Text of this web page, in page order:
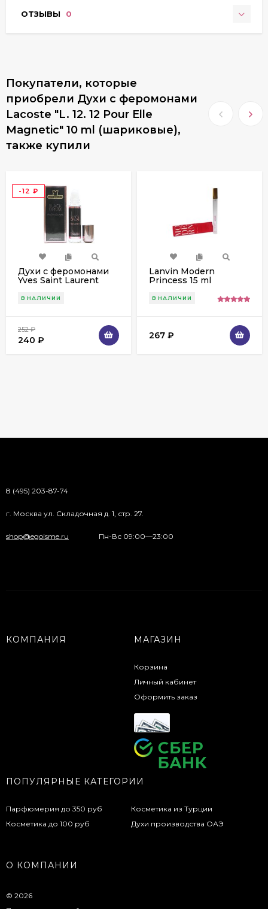
ОТЗЫВЫ 0
Покупатели, которые
приобрели Духи с феромонами
Lacoste "L. 12. 12 Pour Elle
Magnetic" 10 ml (шариковые),
также купили
-12 ₽
Духи с феромонами
Yves Saint Laurent
(шариковые)
В НАЛИЧИИ
252₽
240 ₽
Lanvin Modern
Princess 15 ml
В НАЛИЧИИ
267 ₽
8 (495) 203-87-74
г. Москва ул. Складочная д. 1, стр. 27.
shop@egoisme.ru Пн-Вс 09:00—23:00
КОМПАНИЯ МАГАЗИН
Корзина
Личный кабинет
Оформить заказ
ПОПУЛЯРНЫЕ КАТЕГОРИИ
Парфюмерия до 350 руб
Косметика до 100 руб
Косметика из Турции
Духи производства ОАЭ
О КОМПАНИИ
© 2026